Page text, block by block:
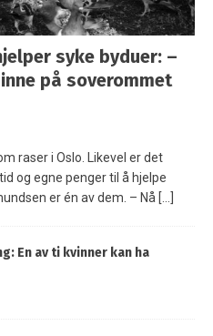
syke byduer: –
på soverommet
raser i Oslo. Likevel er det
og egne penger til å hjelpe
er én av dem. – Nå […]
En av ti kvinner kan ha